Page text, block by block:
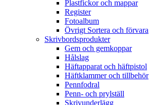
Plastfickor och mappar
Register
Fotoalbum
Övrigt Sortera och förvara
Skrivbordsprodukter
Gem och gemkoppar
Hålslag
Häftapparat och häftpistol
Häftklammer och tillbehör
Pennfodral
Penn- och prylställ
Skrivunderlägg